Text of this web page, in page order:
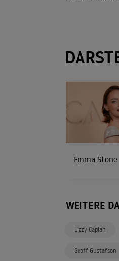
Emma Stone
WEITERE
Lizzy Caplan
Geoff Gustafson